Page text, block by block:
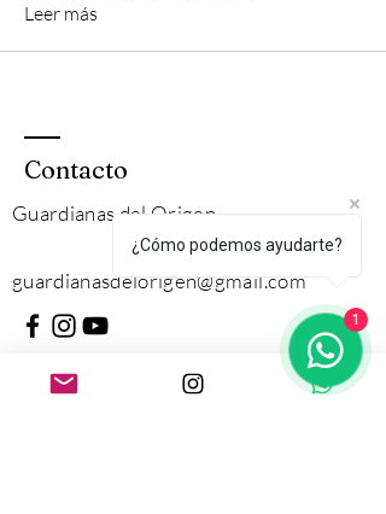
Leer más
Contacto
Guardianas del Origen
guardianasdelorigen@gmail.com
¿Cómo podemos ayudarte?
1